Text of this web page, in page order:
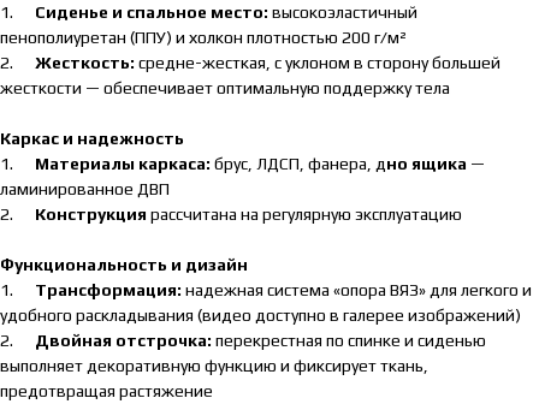
1. Сиденье и спальное место: высокоэластичный
пенополиуретан (ППУ) и холкон плотностью 200 г/м²
2. Жесткость: средне-жесткая, с уклоном в сторону большей
жесткости — обеспечивает оптимальную поддержку тела
Каркас и надежность
1. Материалы каркаса: брус, ЛДСП, фанера, дно ящика —
ламинированное ДВП
2. Конструкция рассчитана на регулярную эксплуатацию
Функциональность и дизайн
1. Трансформация: надежная система «опора ВЯЗ» для легкого и
удобного раскладывания (видео доступно в галерее изображений)
2. Двойная отстрочка: перекрестная по спинке и сиденью
выполняет декоративную функцию и фиксирует ткань,
предотвращая растяжение